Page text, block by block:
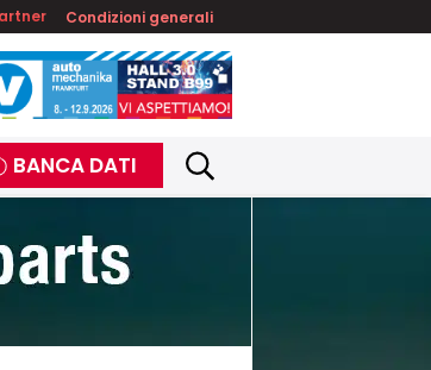
Condizioni generali
BANCA DATI